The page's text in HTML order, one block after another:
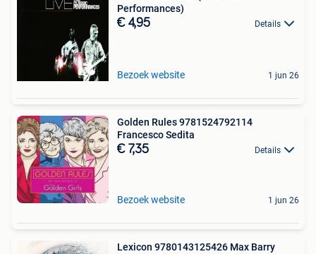
Performances)
€ 4,95 Details
Bezoek website 1 jun 26
Golden Rules 9781524792114
Francesco Sedita
€ 7,35 Details
Bezoek website 1 jun 26
Lexicon 9780143125426 Max Barry